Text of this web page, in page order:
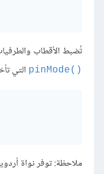
تُضبط الأقطاب والطرفيات
()pinMode التي